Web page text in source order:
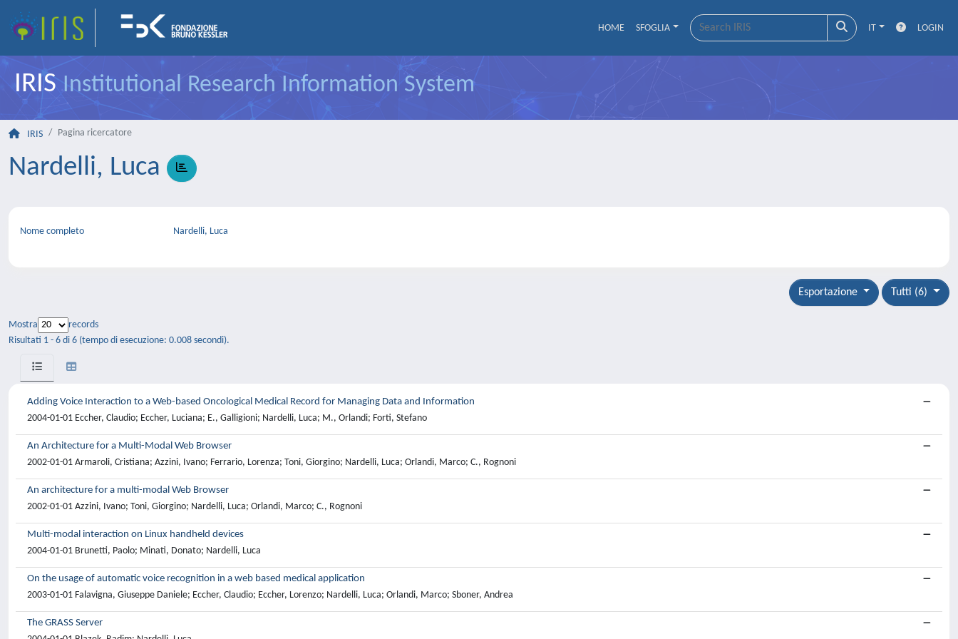
HOME SFOGLIA IT LOGIN
IRISInstitutional Research Information System
IRIS Pagina ricercatore
Nardelli, Luca
Nome completo Nardelli, Luca
Tutti (6)
Esportazione
Mostra
records
Risultati 1 - 6 di 6 (tempo di esecuzione: 0.008 secondi).
Adding Voice Interaction to a Web-based Oncological Medical Record for Managing Data and Information
2004-01-01 Eccher, Claudio; Eccher, Luciana; E., Galligioni; Nardelli, Luca; M., Orlandi; Forti, Stefano
An Architecture for a Multi-Modal Web Browser
2002-01-01 Armaroli, Cristiana; Azzini, Ivano; Ferrario, Lorenza; Toni, Giorgino; Nardelli, Luca; Orlandi, Marco; C., Rognoni
An architecture for a multi-modal Web Browser
2002-01-01 Azzini, Ivano; Toni, Giorgino; Nardelli, Luca; Orlandi, Marco; C., Rognoni
Multi-modal interaction on Linux handheld devices
2004-01-01 Brunetti, Paolo; Minati, Donato; Nardelli, Luca
On the usage of automatic voice recognition in a web based medical application
2003-01-01 Falavigna, Giuseppe Daniele; Eccher, Claudio; Eccher, Lorenzo; Nardelli, Luca; Orlandi, Marco; Sboner, Andrea
The GRASS Server